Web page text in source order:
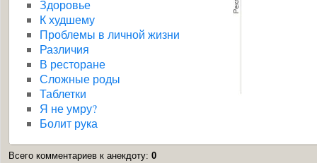
Здоровье
К худшему
Проблемы в личной жизни
Различия
В ресторане
Сложные роды
Таблетки
Я не умру?
Болит рука
Всего комментариев к анекдоту: 0